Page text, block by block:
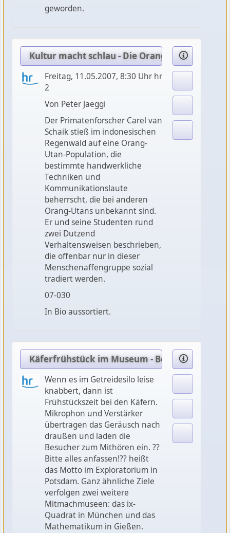
geworden.
Kultur macht schlau - Die Orang-Utans von
Freitag, 11.05.2007, 8:30 Uhr hr
2
Von Peter Jaeggi
Der Primatenforscher Carel van
Schaik stieß im indonesischen
Regenwald auf eine Orang-
Utan-Population, die
bestimmte handwerkliche
Techniken und
Kommunikationslaute
beherrscht, die bei anderen
Orang-Utans unbekannt sind.
Er und seine Studenten rund
zwei Dutzend
Verhaltensweisen beschrieben,
die offenbar nur in dieser
Menschenaffengruppe sozial
tradiert werden.
07-030
In Bio aussortiert.
Käferfrühstück im Museum - Begegnungen
Wenn es im Getreidesilo leise
knabbert, dann ist
Frühstückszeit bei den Käfern.
Mikrophon und Verstärker
übertragen das Geräusch nach
draußen und laden die
Besucher zum Mithören ein. ??
Bitte alles anfassen!?? heißt
das Motto im Exploratorium in
Potsdam. Ganz ähnliche Ziele
verfolgen zwei weitere
Mitmachmuseen: das ix-
Quadrat in München und das
Mathematikum in Gießen.